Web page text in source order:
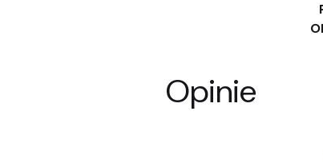
Opinie